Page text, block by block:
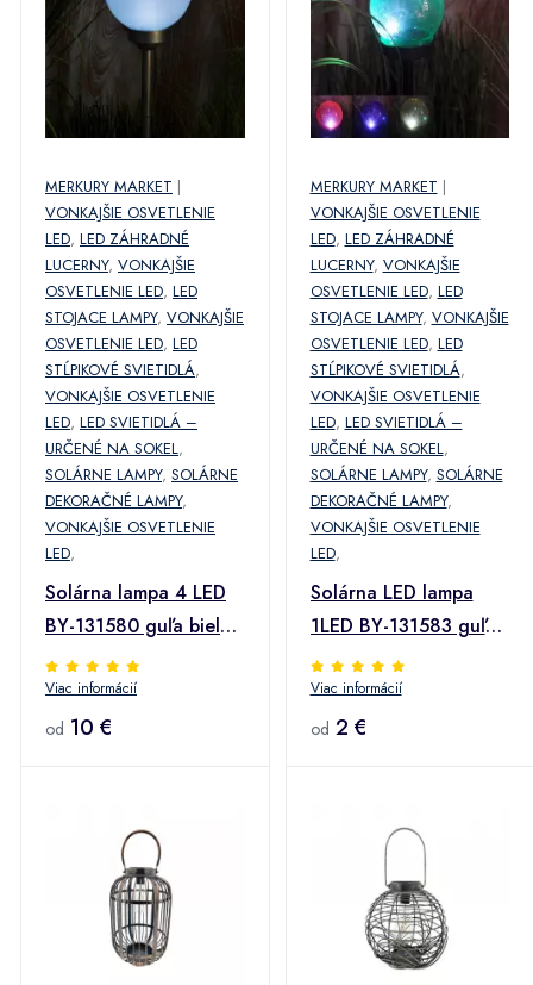
MERKURY MARKET |
VONKAJŠIE OSVETLENIE
LED, LED ZÁHRADNÉ
LUCERNY, VONKAJŠIE
OSVETLENIE LED, LED
STOJACE LAMPY, VONKAJŠIE
OSVETLENIE LED, LED
STĹPIKOVÉ SVIETIDLÁ,
VONKAJŠIE OSVETLENIE
LED, LED SVIETIDLÁ –
URČENÉ NA SOKEL,
SOLÁRNE LAMPY, SOLÁRNE
DEKORAČNÉ LAMPY,
VONKAJŠIE OSVETLENIE
LED,
Solárna lampa 4 LED
BY-131580 guľa biela
20
Viac informácií
od 10 €
MERKURY MARKET |
VONKAJŠIE OSVETLENIE
LED, LED ZÁHRADNÉ
LUCERNY, VONKAJŠIE
OSVETLENIE LED, LED
STOJACE LAMPY, VONKAJŠIE
OSVETLENIE LED, LED
STĹPIKOVÉ SVIETIDLÁ,
VONKAJŠIE OSVETLENIE
LED, LED SVIETIDLÁ –
URČENÉ NA SOKEL,
SOLÁRNE LAMPY, SOLÁRNE
DEKORAČNÉ LAMPY,
VONKAJŠIE OSVETLENIE
LED,
Solárna LED lampa
1LED BY-131583 guľa
mix 10
Viac informácií
od 2 €